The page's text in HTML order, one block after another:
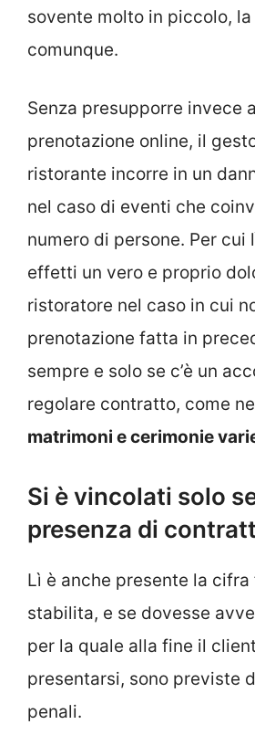
sovente molto in piccolo, la
comunque.
Senza presupporre invece
prenotazione online, il
ristorante incorre in un
nel caso di eventi che
numero di persone. Per cui
effetti un vero e proprio
ristoratore nel caso in cui
prenotazione fatta in
sempre e solo se c’è un
regolare contratto, come
matrimoni e cerimonie
Si è vincolati solo
presenza di
Lì è anche presente la
stabilita, e se dovesse
per la quale alla fine il
presentarsi, sono previste
penali.